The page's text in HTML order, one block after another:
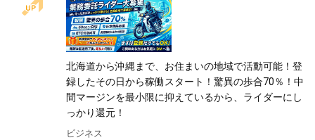
北海道から沖縄まで、お住まいの地域で活動可能！登
録したその日から稼働スタート！驚異の歩合70％！中
間マージンを最小限に抑えているから、ライダーにし
っかり還元！
ビジネス